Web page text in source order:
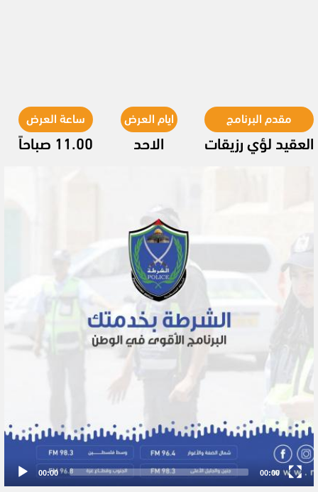
مقدم البرنامج
العقيد لؤي رزيقات
ايام العرض
الاحد
ساعة العرض
11.00 صباحاً
00:00 00:00